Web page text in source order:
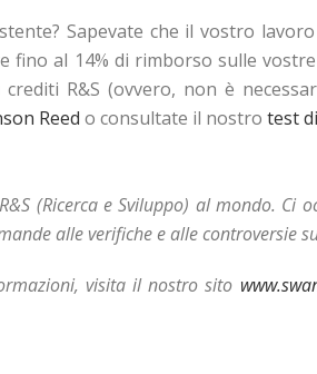
Sapevate che il vostro
fino al 14% di rimborso sulle
R&S (ovvero, non è
Reed o consultate il nostro test
(Ricerca e Sviluppo) al mondo.
alle verifiche e alle controversie
visita il nostro sito